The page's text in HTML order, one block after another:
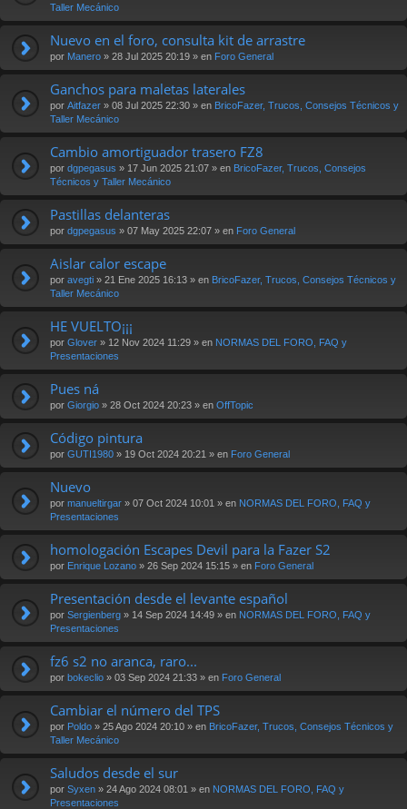
Taller Mecánico
Nuevo en el foro, consulta kit de arrastre
por Manero » 28 Jul 2025 20:19 » en Foro General
Ganchos para maletas laterales
por Aitfazer » 08 Jul 2025 22:30 » en BricoFazer, Trucos, Consejos Técnicos y
Taller Mecánico
Cambio amortiguador trasero FZ8
por dgpegasus » 17 Jun 2025 21:07 » en BricoFazer, Trucos, Consejos
Técnicos y Taller Mecánico
Pastillas delanteras
por dgpegasus » 07 May 2025 22:07 » en Foro General
Aislar calor escape
por avegti » 21 Ene 2025 16:13 » en BricoFazer, Trucos, Consejos Técnicos y
Taller Mecánico
HE VUELTO¡¡¡
por Glover » 12 Nov 2024 11:29 » en NORMAS DEL FORO, FAQ y
Presentaciones
Pues ná
por Giorgio » 28 Oct 2024 20:23 » en OffTopic
Código pintura
por GUTI1980 » 19 Oct 2024 20:21 » en Foro General
Nuevo
por manueltirgar » 07 Oct 2024 10:01 » en NORMAS DEL FORO, FAQ y
Presentaciones
homologación Escapes Devil para la Fazer S2
por Enrique Lozano » 26 Sep 2024 15:15 » en Foro General
Presentación desde el levante español
por Sergienberg » 14 Sep 2024 14:49 » en NORMAS DEL FORO, FAQ y
Presentaciones
fz6 s2 no aranca, raro...
por bokeclio » 03 Sep 2024 21:33 » en Foro General
Cambiar el número del TPS
por Poldo » 25 Ago 2024 20:10 » en BricoFazer, Trucos, Consejos Técnicos y
Taller Mecánico
Saludos desde el sur
por Syxen » 24 Ago 2024 08:01 » en NORMAS DEL FORO, FAQ y
Presentaciones